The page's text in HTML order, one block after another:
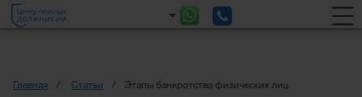
Главная Статьи Этапы банкротства физических лиц